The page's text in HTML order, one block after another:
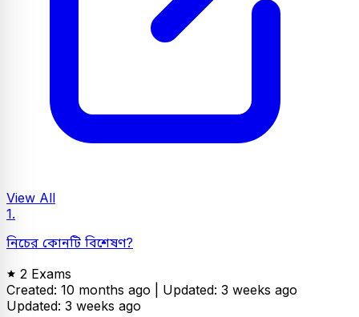
View All
1.
নিচের কোনটি বিশেষণ?
2 Exams
Created: 10 months ago | Updated: 3 weeks ago
Updated: 3 weeks ago